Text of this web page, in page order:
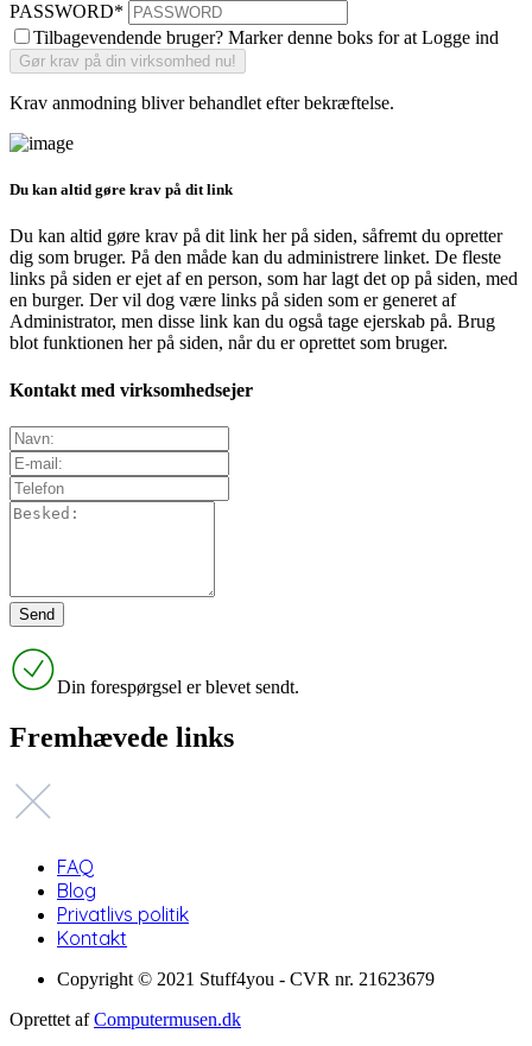
PASSWORD*
Tilbagevendende bruger? Marker denne boks for at Logge ind
Krav anmodning bliver behandlet efter bekræftelse.
Du kan altid gøre krav på dit link
Du kan altid gøre krav på dit link her på siden, såfremt du opretter
dig som bruger. På den måde kan du administrere linket. De fleste
links på siden er ejet af en person, som har lagt det op på siden, med
en burger. Der vil dog være links på siden som er generet af
Administrator, men disse link kan du også tage ejerskab på. Brug
blot funktionen her på siden, når du er oprettet som bruger.
Kontakt med virksomhedsejer
Din forespørgsel er blevet sendt.
Fremhævede links
FAQ
Blog
Privatlivs politik
Kontakt
Copyright © 2021 Stuff4you - CVR nr. 21623679
Oprettet afComputermusen.dk